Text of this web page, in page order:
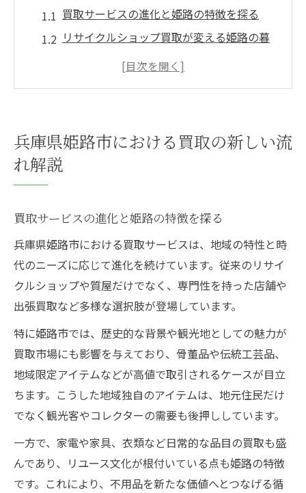
買取サービスの進化と姫路の特徴を探る
リサイクルショップ買取が変える姫路の暮
注目高まる姫路のリサイクル買取活用ポイント
姫路で賢く買取活用するための基本知識
には
家具や服の買取ポイントと選び方のコツ
大型商品の買取手順と注意点を解説
独創性を活かす買取交渉の裏技を伝授
不用品が価値に変わる姫路市リユース最前線
不用品買取で暮らしに新しい価値を生む方
法
姫路のリサイクルショップで賢く買取依頼
大型アイテムのリユースと買取戦略を徹底
解説
独創性が光る買取事例で納得の高価買取を
実感
家具や家電の買取で得するコツを紹介
兵庫県姫路市における買取の新しい流
れ解説
買取サービスの進化と姫路の特徴を探る
兵庫県姫路市における買取サービスは、地域の特性と時
代のニーズに応じて進化を続けています。従来のリサイ
クルショップや質屋だけでなく、専門性を持った店舗や
出張買取など多様な選択肢が登場しています。
特に姫路市では、歴史的な背景や観光地としての魅力が
買取市場にも影響を与えており、骨董品や伝統工芸品、
地域限定アイテムなどが高値で取引されるケースが目立
ちます。こうした地域独自のアイテムは、地元住民だけ
でなく観光客やコレクターの需要も後押ししています。
一方で、家電や家具、衣類など日常的な品目の買取も盛
んであり、リユース文化が根付いている点も姫路の特徴
です。これにより、不用品を新たな価値へとつなげる循